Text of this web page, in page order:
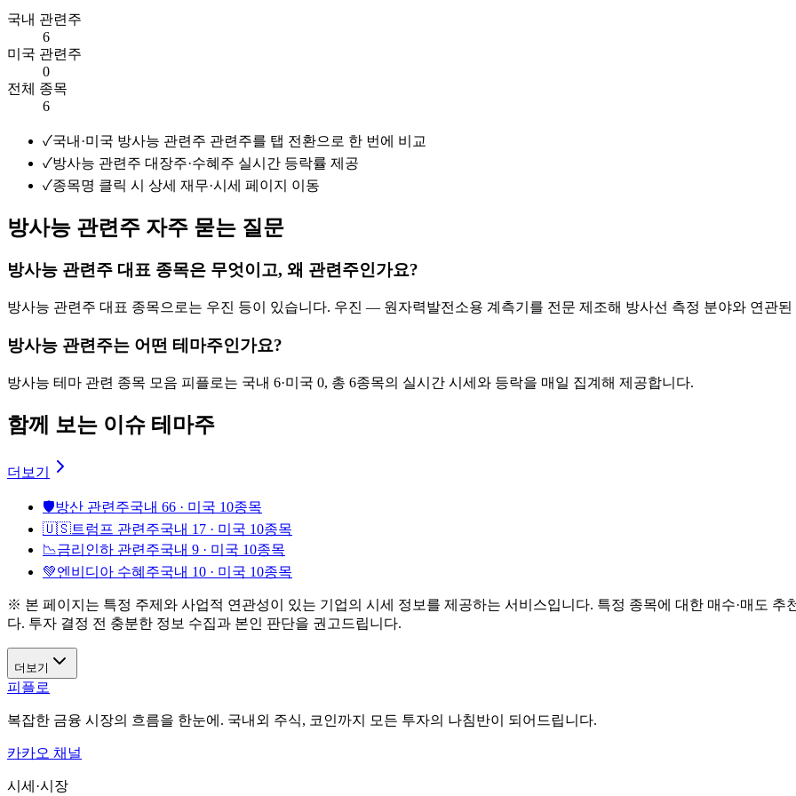
국내 관련주
6
미국 관련주
0
전체 종목
6
✓국내·미국 방사능 관련주 관련주를 탭 전환으로 한 번에 비교
✓방사능 관련주 대장주·수혜주 실시간 등락률 제공
✓종목명 클릭 시 상세 재무·시세 페이지 이동
방사능 관련주 자주 묻는 질문
방사능 관련주 대표 종목은 무엇이고, 왜 관련주인가요?
방사능 관련주 대표 종목으로는 우진 등이 있습니다. 우진 — 원자력발전소용 계측기를 전문 제조해 방사선 측정 분야와 연관
방사능 관련주는 어떤 테마주인가요?
방사능 테마 관련 종목 모음 피플로는 국내 6·미국 0, 총 6종목의 실시간 시세와 등락을 매일 집계해 제공합니다.
함께 보는 이슈 테마주
더보기
🛡️방산 관련주국내 66 · 미국 10종목
🇺🇸트럼프 관련주국내 17 · 미국 10종목
📉금리인하 관련주국내 9 · 미국 10종목
💚엔비디아 수혜주국내 10 · 미국 10종목
※ 본 페이지는 특정 주제와 사업적 연관성이 있는 기업의 시세 정보를 제공하는 서비스입니다. 특정 종목에 대한 매수·매도 추
다. 투자 결정 전 충분한 정보 수집과 본인 판단을 권고드립니다.
더보기
피플로
복잡한 금융 시장의 흐름을 한눈에. 국내외 주식, 코인까지 모든 투자의 나침반이 되어드립니다.
카카오 채널
시세·시장